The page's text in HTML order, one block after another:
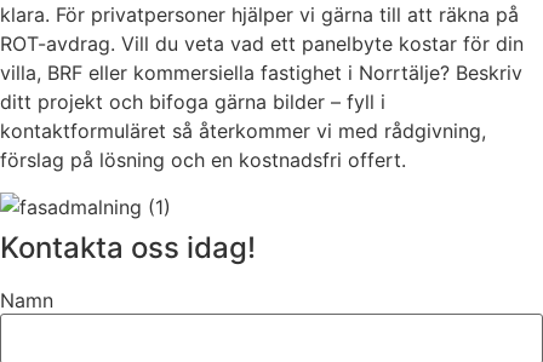
klara. För privatpersoner hjälper vi gärna till att räkna på
ROT-avdrag. Vill du veta vad ett panelbyte kostar för din
villa, BRF eller kommersiella fastighet i Norrtälje? Beskriv
ditt projekt och bifoga gärna bilder – fyll i
kontaktformuläret så återkommer vi med rådgivning,
förslag på lösning och en kostnadsfri offert.
Kontakta oss idag!
Namn